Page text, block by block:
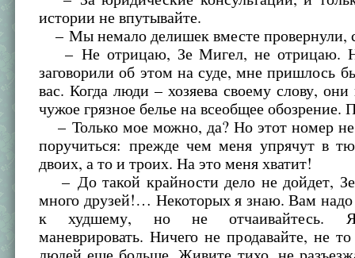
истории не впутывайте.
– Мы немало делишек вместе провернули,
– Не отрицаю, Зе Мигел, не отрицаю.
заговорили об этом на суде, мне пришлось
вас. Когда люди – хозяева своему слову,
чужое грязное белье на всеобщее обозрение.
– Только мое можно, да? Но этот номер
поручиться: прежде чем меня упрячут в
двоих, а то и троих. На это меня хватит!
– До такой крайности дело не дойдет,
много друзей!… Некоторых я знаю. Вам надо
к худшему, но не отчаивайтесь.
маневрировать. Ничего не продавайте, не